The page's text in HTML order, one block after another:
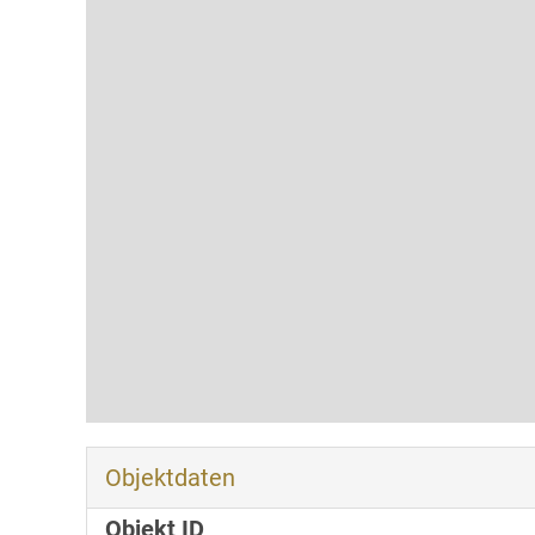
Objektdaten